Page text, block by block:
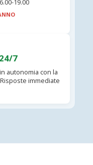
19.00
7
autonomia con la
immediate